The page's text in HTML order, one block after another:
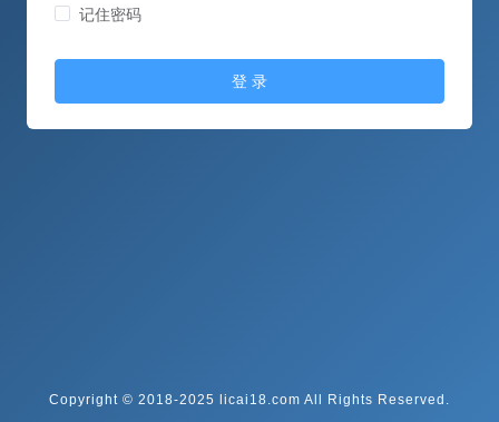
记住密码
登 录
Copyright © 2018-2025 licai18.com All Rights Reserved.